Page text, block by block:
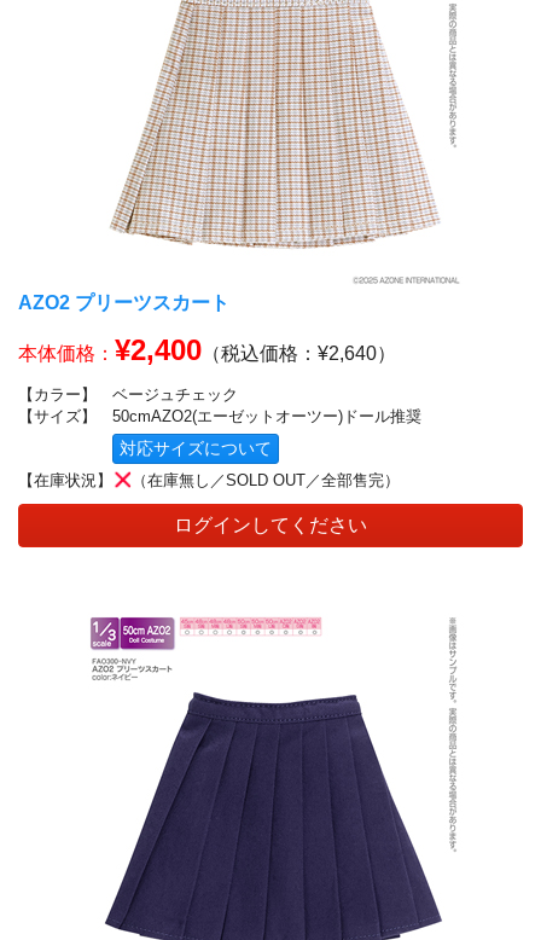
AZO2 プリーツスカート
本体価格： ¥2,400 （税込価格：¥2,640）
【カラー】
ベージュチェック
【サイズ】
50cmAZO2(エーゼットオーツー)ドール推奨
対応サイズについて
【在庫状況】 （在庫無し／SOLD OUT／全部售完）
ログインしてください